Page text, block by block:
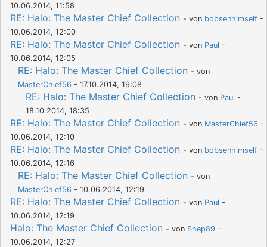
10.06.2014, 11:58
RE: Halo: The Master Chief Collection - von bobsenhimself -
10.06.2014, 12:00
RE: Halo: The Master Chief Collection - von Paul -
10.06.2014, 12:05
RE: Halo: The Master Chief Collection - von
MasterChief56 - 17.10.2014, 19:08
RE: Halo: The Master Chief Collection - von Paul -
18.10.2014, 18:35
RE: Halo: The Master Chief Collection - von MasterChief56 -
10.06.2014, 12:10
RE: Halo: The Master Chief Collection - von bobsenhimself -
10.06.2014, 12:16
RE: Halo: The Master Chief Collection - von
MasterChief56 - 10.06.2014, 12:19
RE: Halo: The Master Chief Collection - von Paul -
10.06.2014, 12:19
Halo: The Master Chief Collection - von Shep89 -
10.06.2014, 12:27